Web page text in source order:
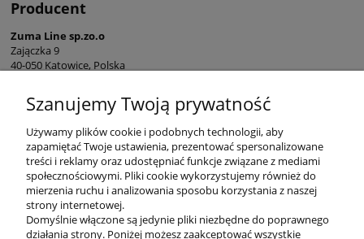
Producent
Zuma Line sp.zo.o
Zajączka 9
40-050 Katowice, Polska
+48 32 730 66 10
KONTAKT
Szanujemy Twoją prywatność
Używamy plików cookie i podobnych technologii, aby
zapamiętać Twoje ustawienia, prezentować spersonalizowane
treści i reklamy oraz udostępniać funkcje związane z mediami
społecznościowymi. Pliki cookie wykorzystujemy również do
mierzenia ruchu i analizowania sposobu korzystania z naszej
strony internetowej.
Domyślnie włączone są jedynie pliki niezbędne do poprawnego
działania strony. Poniżej możesz zaakceptować wszystkie